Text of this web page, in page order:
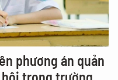
phương án quản